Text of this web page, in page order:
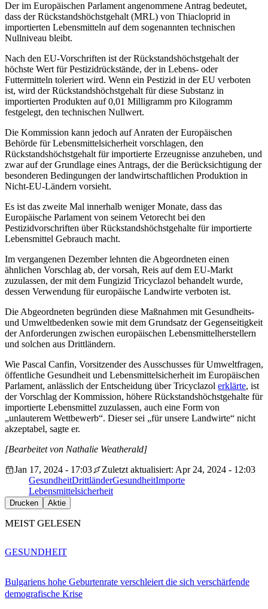
Der im Europäischen Parlament angenommene Antrag bedeutet,
dass der Rückstandshöchstgehalt (MRL) von Thiacloprid in
importierten Lebensmitteln auf dem sogenannten technischen
Nullniveau bleibt.
Nach den EU-Vorschriften ist der Rückstandshöchstgehalt der
höchste Wert für Pestizidrückstände, der in Lebens- oder
Futtermitteln toleriert wird. Wenn ein Pestizid in der EU verboten
ist, wird der Rückstandshöchstgehalt für diese Substanz in
importierten Produkten auf 0,01 Milligramm pro Kilogramm
festgelegt, den technischen Nullwert.
Die Kommission kann jedoch auf Anraten der Europäischen
Behörde für Lebensmittelsicherheit vorschlagen, den
Rückstandshöchstgehalt für importierte Erzeugnisse anzuheben, und
zwar auf der Grundlage eines Antrags, der die Berücksichtigung der
besonderen Bedingungen der landwirtschaftlichen Produktion in
Nicht-EU-Ländern vorsieht.
Es ist das zweite Mal innerhalb weniger Monate, dass das
Europäische Parlament von seinem Vetorecht bei den
Pestizidvorschriften über Rückstandshöchstgehalte für importierte
Lebensmittel Gebrauch macht.
Im vergangenen Dezember lehnten die Abgeordneten einen
ähnlichen Vorschlag ab, der vorsah, Reis auf dem EU-Markt
zuzulassen, der mit dem Fungizid Tricyclazol behandelt wurde,
dessen Verwendung für europäische Landwirte verboten ist.
Die Abgeordneten begründen diese Maßnahmen mit Gesundheits-
und Umweltbedenken sowie mit dem Grundsatz der Gegenseitigkeit
der Anforderungen zwischen europäischen Lebensmittelherstellern
und solchen aus Drittländern.
Wie Pascal Canfin, Vorsitzender des Ausschusses für Umweltfragen,
öffentliche Gesundheit und Lebensmittelsicherheit im Europäischen
Parlament, anlässlich der Entscheidung über Tricyclazol erklärte, ist
der Vorschlag der Kommission, höhere Rückstandshöchstgehalte für
importierte Lebensmittel zuzulassen, auch eine Form von
„unlauterem Wettbewerb“. Dieser sei „für unsere Landwirte“ nicht
akzeptabel, sagte er.
[Bearbeitet von Nathalie Weatherald]
Jan 17, 2024 - 17:03
Zuletzt aktualisiert: Apr 24, 2024 - 12:03
GesundheitDrittländerGesundheitImporte
Lebensmittelsicherheit
Drucken Aktie
MEIST GELESEN
Bulgariens hohe Geburtenrate verschleiert die sich verschärfende
demografische Krise
GESUNDHEIT